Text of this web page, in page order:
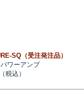
SQ（受注発注品）
ワーアンプ
税込）